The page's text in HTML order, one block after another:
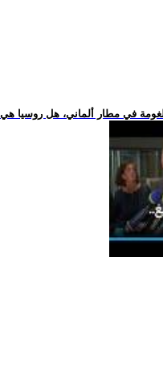
في مطار ألماني، هل روسيا